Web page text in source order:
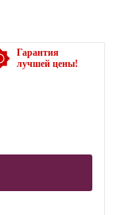
Гарантия
лучшей цены!